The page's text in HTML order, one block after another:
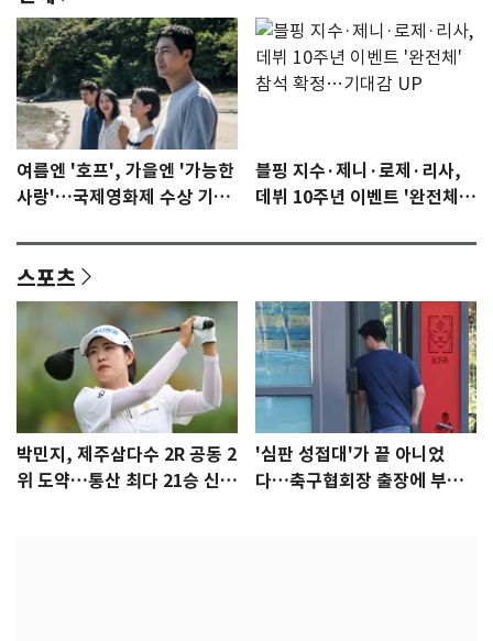
여름엔 '호프', 가을엔 '가능한
사랑'…국제영화제 수상 기대
블핑 지수·제니·로제·리사,
데뷔 10주년 이벤트 '완전체'
스포츠
박민지, 제주삼다수 2R 공동 2
위 도약…통산 최다 21승 신기
'심판 성접대'가 끝 아니었
다…축구협회장 출장에 부인